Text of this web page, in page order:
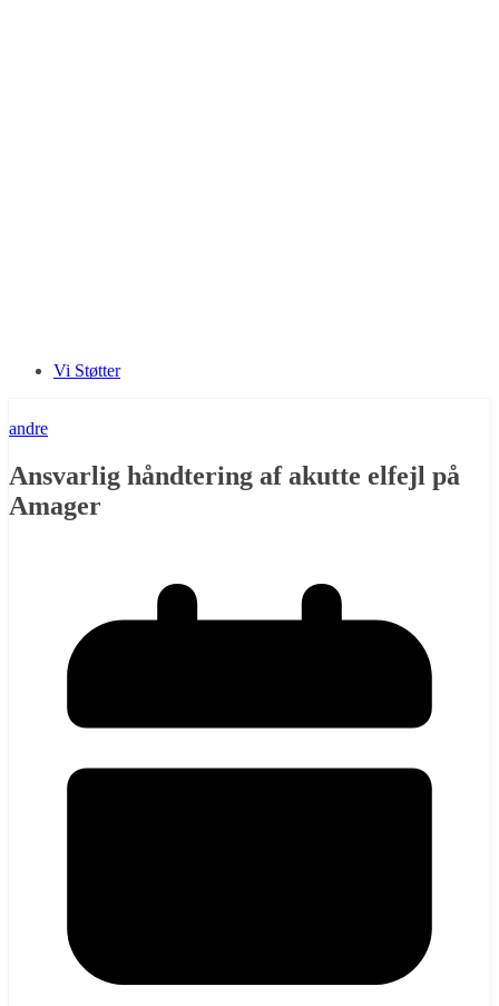
Vi Støtter
andre
Ansvarlig håndtering af akutte elfejl på
Amager